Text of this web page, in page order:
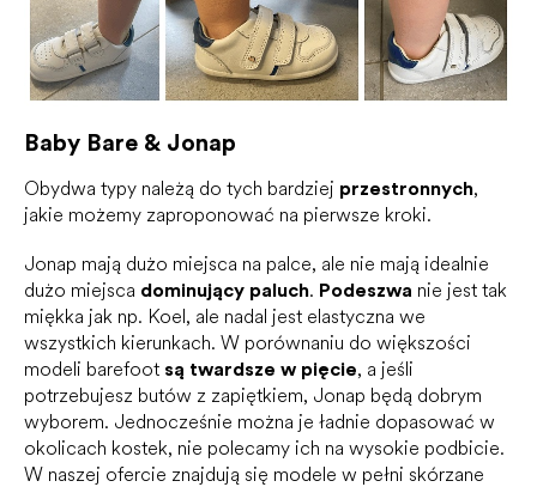
Baby Bare & Jonap
Obydwa typy należą do tych bardziej przestronnych,
jakie możemy zaproponować na pierwsze kroki.
Jonap mają dużo miejsca na palce, ale nie mają idealnie
dużo miejsca dominujący paluch. Podeszwa nie jest tak
miękka jak np. Koel, ale nadal jest elastyczna we
wszystkich kierunkach. W porównaniu do większości
modeli barefoot są twardsze w pięcie, a jeśli
potrzebujesz butów z zapiętkiem, Jonap będą dobrym
wyborem. Jednocześnie można je ładnie dopasować w
okolicach kostek, nie polecamy ich na wysokie podbicie.
W naszej ofercie znajdują się modele w pełni skórzane